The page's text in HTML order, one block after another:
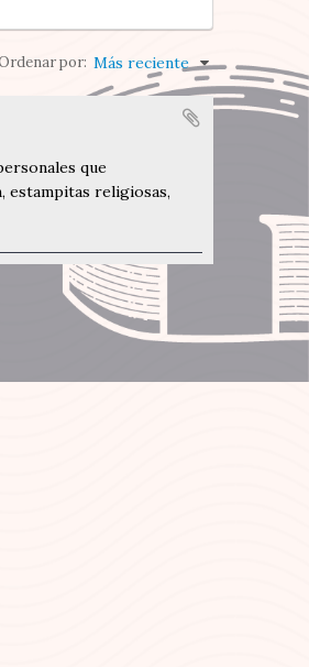
por: Más reciente
que
religiosas,